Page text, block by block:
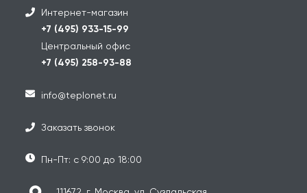
Интернет-магазин
+7 (495) 933-15-99
Центральный офис
+7 (495) 258-93-88
info@teplonet.ru
Заказать звонок
Пн-Пт: с 9:00 до 18:00